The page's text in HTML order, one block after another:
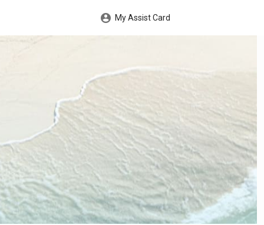
My Assist Card